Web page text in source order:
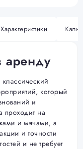
Характеристики
аренду
который
и
проходит на
и мячами, а
и точности
и не требует